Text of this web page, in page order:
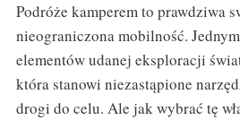
Podróże kamperem to prawdziwa
nieograniczona mobilność.
elementów udanej eksploracji
która stanowi niezastąpione
drogi do celu. Ale jak wybrać tę